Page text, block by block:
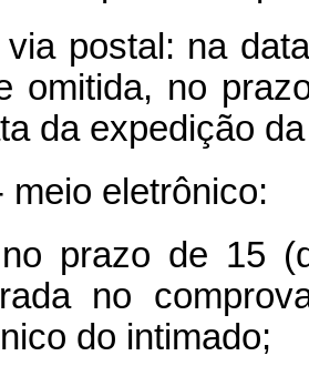
via postal: na
omitida, no
da expedição
meio eletrônico:
prazo de 15
no
do intimado;